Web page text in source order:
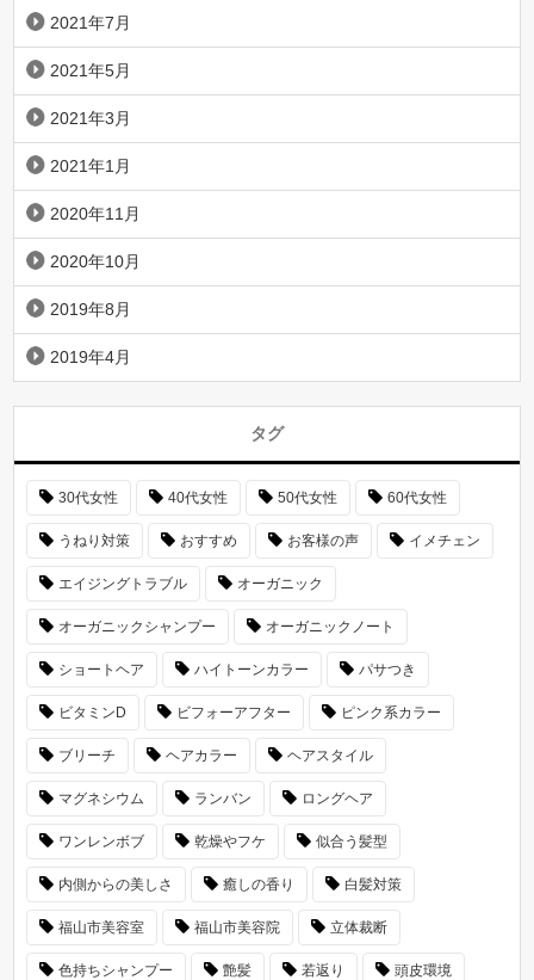
2021年7月
2021年5月
2021年3月
2021年1月
2020年11月
2020年10月
2019年8月
2019年4月
タグ
30代女性 40代女性 50代女性 60代女性
うねり対策 おすすめ お客様の声 イメチェン
エイジングトラブル オーガニック
オーガニックシャンプー オーガニックノート
ショートヘア ハイトーンカラー パサつき
ビタミンD ビフォーアフター ピンク系カラー
ブリーチ ヘアカラー ヘアスタイル
マグネシウム ランバン ロングヘア
ワンレンボブ 乾燥やフケ 似合う髪型
内側からの美しさ 癒しの香り 白髪対策
福山市美容室 福山市美容院 立体裁断
色持ちシャンプー 艶髪 若返り 頭皮環境